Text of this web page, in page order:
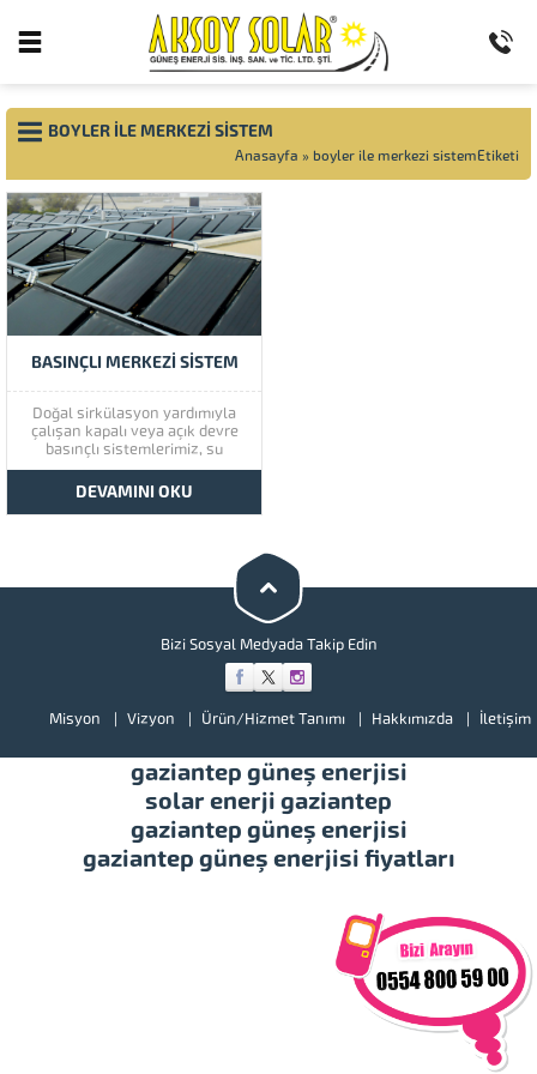
BOYLER ILE MERKEZI SISTEM
Anasayfa » boyler ile merkezi sistemEtiketi
BASINÇLI MERKEZI SISTEM
Doğal sirkülasyon yardımıyla
çalışan kapalı veya açık devre
basınçlı sistemlerimiz, su
kesintisi yaşanmayan veya
takviyeli su imkanı eklenerek te
ideal su kullanım imkanı sağlar.
iç gövde 3 mm kalınlığında 304
DEVAMINI OKU
Bizi Sosyal Medyada Takip Edin
Misyon Vizyon Ürün/Hizmet Tanımı Hakkımızda İletişim
gaziantep güneş enerjisi
solar enerji gaziantep
gaziantep güneş enerjisi
gaziantep güneş enerjisi fiyatları